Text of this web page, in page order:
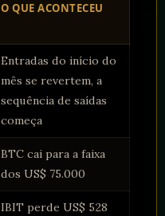
O QUE ACONTECEU
Entradas do início do
mês se revertem, a
sequência de saídas
começa
BTC cai para a faixa
dos US$ 75.000
IBIT perde US$ 528